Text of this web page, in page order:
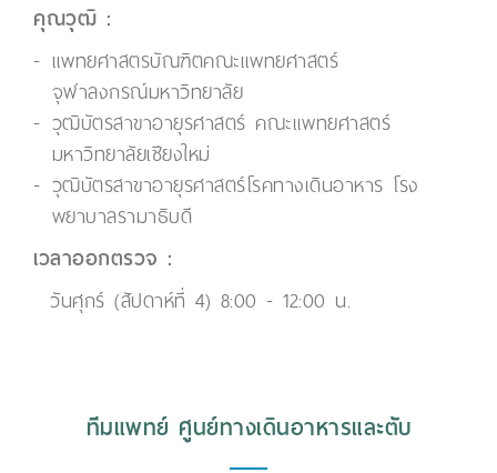
คุณวุฒิ :
แพทยศาสตรบัณฑิตคณะแพทยศาสตร์
จุฬาลงกรณ์มหาวิทยาลัย
วุฒิบัตรสาขาอายุรศาสตร์ คณะแพทยศาสตร์
มหาวิทยาลัยเชียงใหม่
วุฒิบัตรสาขาอายุรศาสตร์โรคทางเดินอาหาร โรง
พยาบาลรามาธิบดี
เวลาออกตรวจ :
วันศุกร์ (สัปดาห์ที่ 4) 8:00 - 12:00 น.
ทีมแพทย์ ศูนย์ทางเดินอาหารและตับ